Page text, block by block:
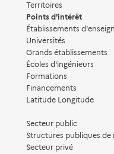
Territoires
Points d'intérêt
Établissements
Universités
Grands établissements
Écoles d'ingénieurs
Formations
Financements
Latitude Longitude
Secteur public
Structures publiques de
Secteur privé